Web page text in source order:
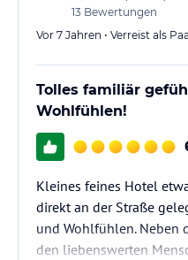
13 Bewertungen
Vor 7 Jahren • Verreist als
Tolles familiär
Wohlfühlen!
Kleines feines Hotel
direkt an der Straße
und Wohlfühlen. Neben
den liebenswerten